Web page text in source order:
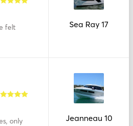
felt
Sea Ray 17
only
Jeanneau 10